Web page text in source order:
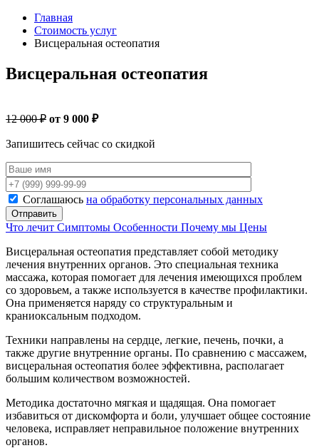
Главная
Стоимость услуг
Висцеральная остеопатия
Висцеральная остеопатия
12 000 ₽ от 9 000 ₽
Запишитесь сейчас со скидкой
Соглашаюсь на обработку персональных данных
Что лечит Симптомы Особенности Почему мы Цены
Висцеральная остеопатия представляет собой методику
лечения внутренних органов. Это специальная техника
массажа, которая помогает для лечения имеющихся проблем
со здоровьем, а также используется в качестве профилактики.
Она применяется наряду со структуральным и
краниоксальным подходом.
Техники направлены на сердце, легкие, печень, почки, а
также другие внутренние органы. По сравнению с массажем,
висцеральная остеопатия более эффективна, располагает
большим количеством возможностей.
Методика достаточно мягкая и щадящая. Она помогает
избавиться от дискомфорта и боли, улучшает общее состояние
человека, исправляет неправильное положение внутренних
органов.